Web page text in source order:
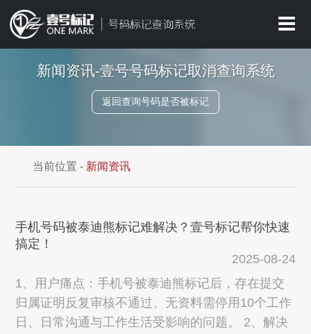
新闻资讯-壹号号码标记取消查询系统
返回查询号码是否被标记
当前位置 - 新闻资讯
手机号码被泰迪熊标记难解决？壹号标记帮你快速
搞定！
2025-08-24
1、用户痛点：手机号被泰迪熊标记后，存在提交
归属证明反复审核不通过、无资料需停用10个工作
日、日常沟通与工作生活受影响的问题。 2、解决